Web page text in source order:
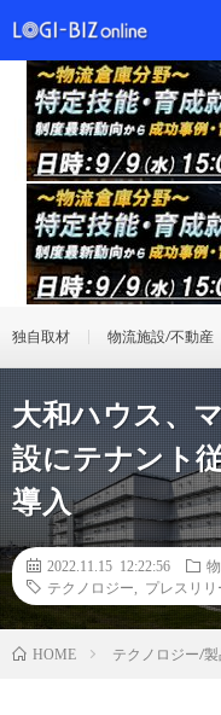
独自取材 物流施設/不動産
大和ハウス、
設にテナント
導入
2022.11.15 12:22:56
テクノロジー
プレスリ
HOME テクノロジー/製